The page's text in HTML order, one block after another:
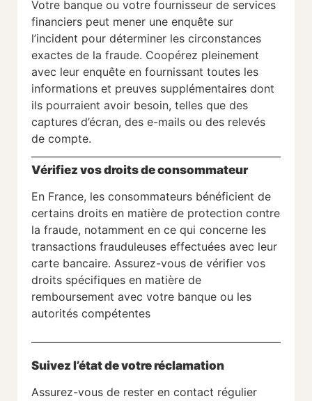
Votre banque ou votre fournisseur de services
financiers peut mener une enquête sur
l’incident pour déterminer les circonstances
exactes de la fraude. Coopérez pleinement
avec leur enquête en fournissant toutes les
informations et preuves supplémentaires dont
ils pourraient avoir besoin, telles que des
captures d’écran, des e-mails ou des relevés
de compte.
Vérifiez vos droits de consommateur
En France, les consommateurs bénéficient de
certains droits en matière de protection contre
la fraude, notamment en ce qui concerne les
transactions frauduleuses effectuées avec leur
carte bancaire. Assurez-vous de vérifier vos
droits spécifiques en matière de
remboursement avec votre banque ou les
autorités compétentes
Suivez l’état de votre réclamation
Assurez-vous de rester en contact régulier